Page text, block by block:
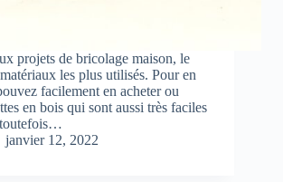
projets de bricolage maison, le
les plus utilisés. Pour en
facilement en acheter ou
en bois qui sont aussi très faciles
janvier 12, 2022